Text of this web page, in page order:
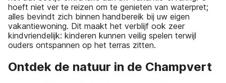
hoeft niet ver te reizen om te genieten van waterpret;
alles bevindt zich binnen handbereik bij uw eigen
vakantiewoning. Dit maakt het verblijf ook zeer
kindvriendelijk: kinderen kunnen veilig spelen terwijl
ouders ontspannen op het terras zitten.
Ontdek de natuur in de Champvert